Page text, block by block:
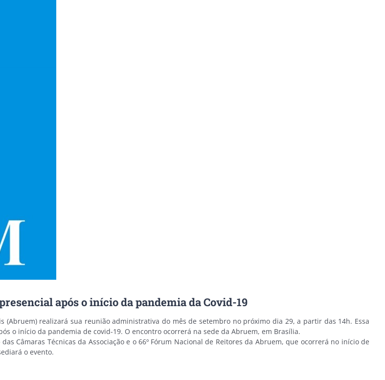
após o início da pandemia da Covid-19
(Abruem) realizará sua reunião administrativa do mês de setembro no próximo dia 29, a partir das 14h. Essa
o início da pandemia de covid-19. O encontro ocorrerá na sede da Abruem, em Brasília.
Câmaras Técnicas da Associação e o 66º Fórum Nacional de Reitores da Abruem, que ocorrerá no início de
o evento.